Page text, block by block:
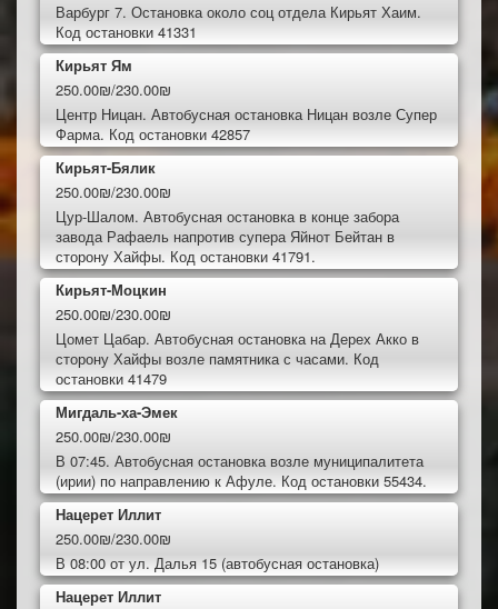
Варбург 7. Остановка около соц отдела Кирьят Хаим.
Код остановки 41331
Кирьят Ям
250.00₪/230.00₪
Центр Ницан. Автобусная остановка Ницан возле Супер
Фарма. Код остановки 42857
Кирьят-Бялик
250.00₪/230.00₪
Цур-Шалом. Автобусная остановка в конце забора
завода Рафаель напротив супера Яйнот Бейтан в
сторону Хайфы. Код остановки 41791.
Кирьят-Моцкин
250.00₪/230.00₪
Цомет Цабар. Автобусная остановка на Дерех Акко в
сторону Хайфы возле памятника с часами. Код
остановки 41479
Мигдаль-ха-Эмек
250.00₪/230.00₪
В 07:45. Автобусная остановка возле муниципалитета
(ирии) по направлению к Афуле. Код остановки 55434.
Нацерет Иллит
250.00₪/230.00₪
В 08:00 от ул. Далья 15 (автобусная остановка)
Нацерет Иллит